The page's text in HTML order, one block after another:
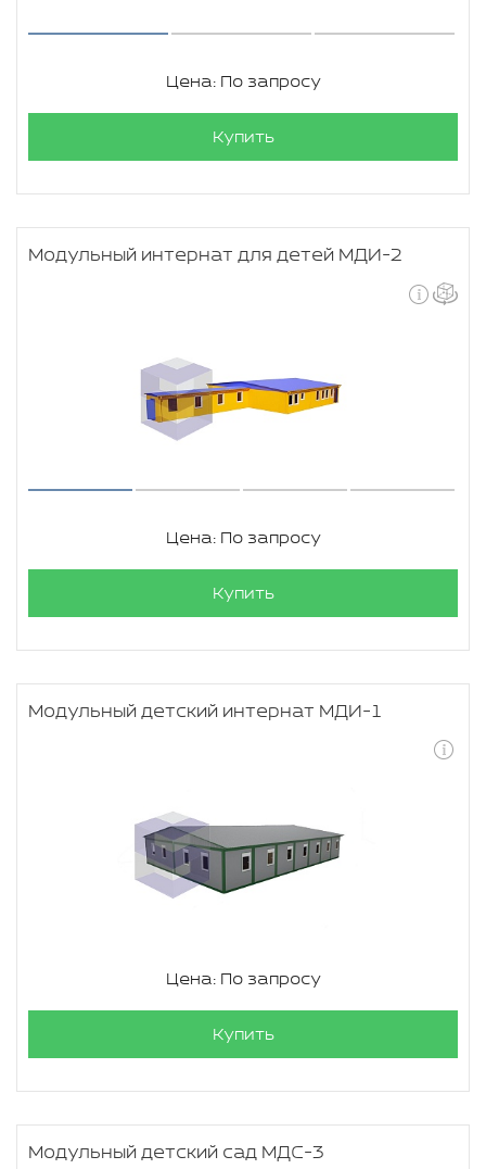
Цена: По запросу
Купить
Модульный интернат для детей МДИ-2
Цена: По запросу
Купить
Модульный детский интернат МДИ-1
Цена: По запросу
Купить
Модульный детский сад МДС-3